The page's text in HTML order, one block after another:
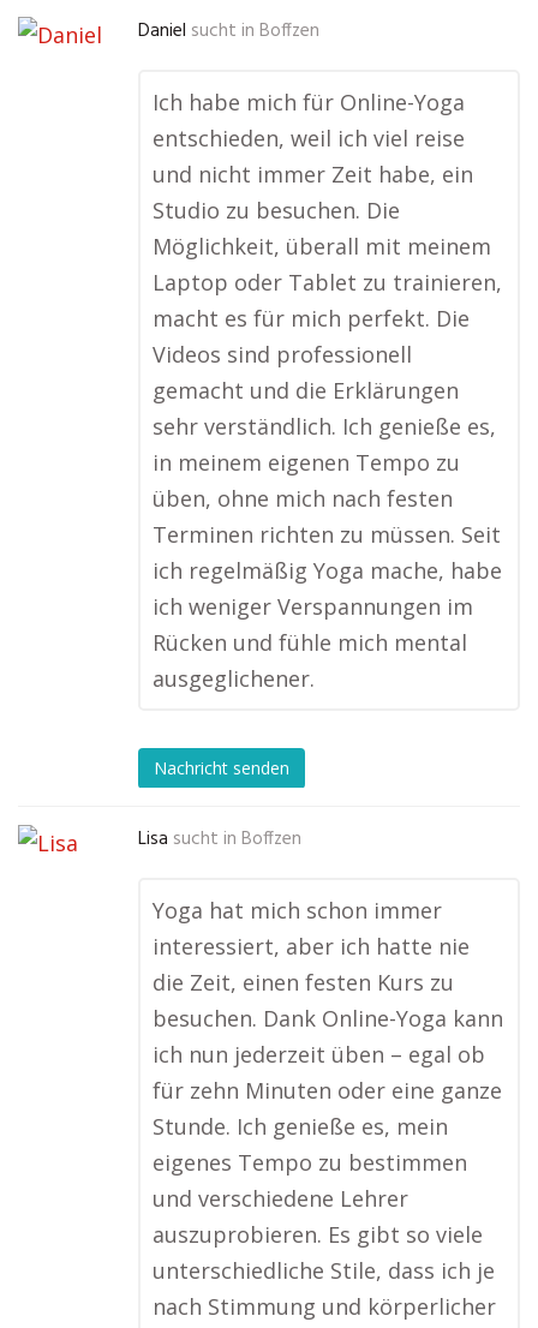
Daniel sucht in Boffzen
Ich habe mich für Online-Yoga
entschieden, weil ich viel reise
und nicht immer Zeit habe, ein
Studio zu besuchen. Die
Möglichkeit, überall mit meinem
Laptop oder Tablet zu trainieren,
macht es für mich perfekt. Die
Videos sind professionell
gemacht und die Erklärungen
sehr verständlich. Ich genieße es,
in meinem eigenen Tempo zu
üben, ohne mich nach festen
Terminen richten zu müssen. Seit
ich regelmäßig Yoga mache, habe
ich weniger Verspannungen im
Rücken und fühle mich mental
ausgeglichener.
Nachricht senden
Lisa sucht in Boffzen
Yoga hat mich schon immer
interessiert, aber ich hatte nie
die Zeit, einen festen Kurs zu
besuchen. Dank Online-Yoga kann
ich nun jederzeit üben – egal ob
für zehn Minuten oder eine ganze
Stunde. Ich genieße es, mein
eigenes Tempo zu bestimmen
und verschiedene Lehrer
auszuprobieren. Es gibt so viele
unterschiedliche Stile, dass ich je
nach Stimmung und körperlicher